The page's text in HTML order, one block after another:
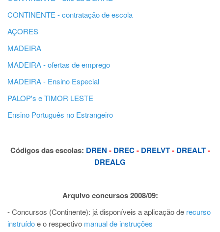
CONTINENTE - contratação de escola
AÇORES
MADEIRA
MADEIRA - ofertas de emprego
MADEIRA - Ensino Especial
PALOP's e TIMOR LESTE
Ensino Português no Estrangeiro
Códigos das escolas: DREN - DREC- DRELVT- DREALT-
DREALG
Arquivo concursos 2008/09:
- Concursos (Continente): já disponíveis a aplicação de recurso
instruídoe o respectivo manual de instruções